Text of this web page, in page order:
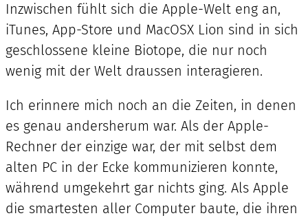
Inzwischen fühlt sich die Apple-Welt eng an,
iTunes, App-Store und MacOSX Lion sind in sich
geschlossene kleine Biotope, die nur noch
wenig mit der Welt draussen interagieren.
Ich erinnere mich noch an die Zeiten, in denen
es genau andersherum war. Als der Apple-
Rechner der einzige war, der mit selbst dem
alten PC in der Ecke kommunizieren konnte,
während umgekehrt gar nichts ging. Als Apple
die smartesten aller Computer baute, die ihren